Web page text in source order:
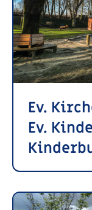
Ev.
Ev.